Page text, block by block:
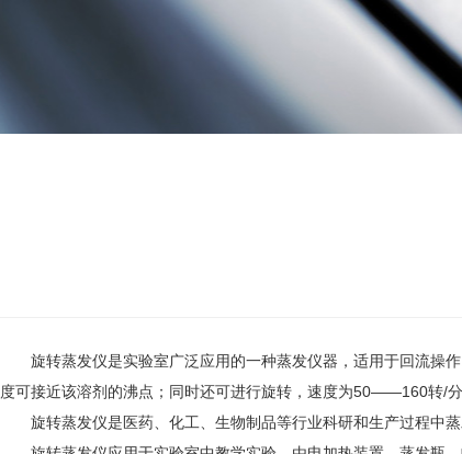
旋转蒸发仪是实验室广泛应用的一种蒸发仪器，适用于回流操
度可接近该溶剂的沸点；同时还可进行旋转，速度为50——160转/
旋转蒸发仪是医药、化工、生物制品等行业科研和生产过程中蒸